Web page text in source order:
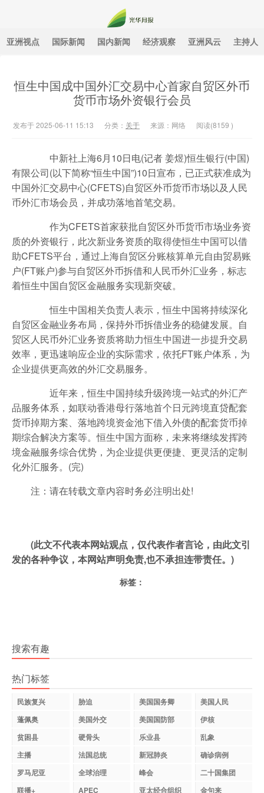
光华月报
亚洲视点 国际新闻 国内新闻 经济观察 亚洲风云 主持人
恒生中国成中国外汇交易中心首家自贸区外币
货币市场外资银行会员
发布于 2025-06-11 15:13 分类： 关于 来源：网络 阅读(8159 )
中新社上海6月10日电(记者 姜煜)恒生银行(中国)
有限公司(以下简称“恒生中国”)10日宣布，已正式获准成为
中国外汇交易中心(CFETS)自贸区外币货币市场以及人民
币外汇市场会员，并成功落地首笔交易。
作为CFETS首家获批自贸区外币货币市场业务资
质的外资银行，此次新业务资质的取得使恒生中国可以借
助CFETS平台，通过上海自贸区分账核算单元自由贸易账
户(FT账户)参与自贸区外币拆借和人民币外汇业务，标志
着恒生中国自贸区金融服务实现新突破。
恒生中国相关负责人表示，恒生中国将持续深化
自贸区金融业务布局，保持外币拆借业务的稳健发展。自
贸区人民币外汇业务资质将助力恒生中国进一步提升交易
效率，更迅速响应企业的实际需求，依托FT账户体系，为
企业提供更高效的外汇交易服务。
近年来，恒生中国持续升级跨境一站式的外汇产
品服务体系，如联动香港母行落地首个日元跨境直贷配套
货币掉期方案、落地跨境资金池下借入外债的配套货币掉
期综合解决方案等。恒生中国方面称，未来将继续发挥跨
境金融服务综合优势，为企业提供更便捷、更灵活的定制
化外汇服务。(完)
注：请在转载文章内容时务必注明出处!
(此文不代表本网站观点，仅代表作者言论，由此文引
发的各种争议，本网站声明免责,也不承担连带责任。)
标签：
搜索有趣
热门标签
民族复兴 胁迫 美国国务卿
美国人民
蓬佩奥
美国外交 美国国防部
伊核
贫困县
硬骨头 乐业县
乱象
主播
法国总统 新冠肺炎
确诊病例
罗马尼亚
全球治理 峰会
二十国集团
联播+
APEC 亚太经合组织 金句来